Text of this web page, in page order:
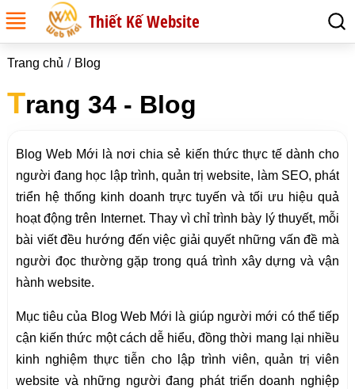
Thiết Kế Website
Trang chủ Blog
Trang 34 - Blog
Blog Web Mới là nơi chia sẻ kiến thức thực tế dành cho
người đang học lập trình, quản trị website, làm SEO, phát
triển hệ thống kinh doanh trực tuyến và tối ưu hiệu quả
hoạt động trên Internet. Thay vì chỉ trình bày lý thuyết, mỗi
bài viết đều hướng đến việc giải quyết những vấn đề mà
người đọc thường gặp trong quá trình xây dựng và vận
hành website.
Mục tiêu của Blog Web Mới là giúp người mới có thể tiếp
cận kiến thức một cách dễ hiểu, đồng thời mang lại nhiều
kinh nghiệm thực tiễn cho lập trình viên, quản trị viên
website và những người đang phát triển doanh nghiệp